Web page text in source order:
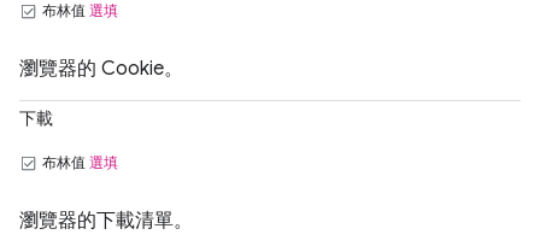
布林值 選填
瀏覽器的 Cookie。
下載
布林值 選填
瀏覽器的下載清單。